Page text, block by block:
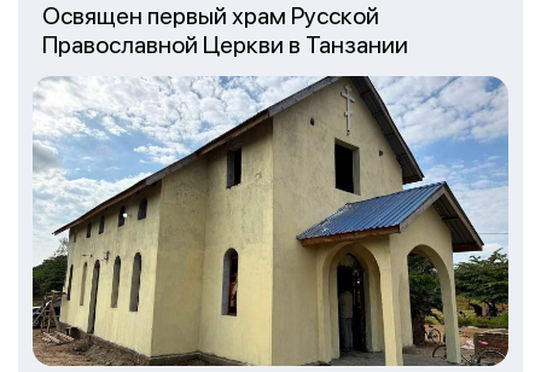
Освящен первый храм Русской
Православной Церкви в Танзании